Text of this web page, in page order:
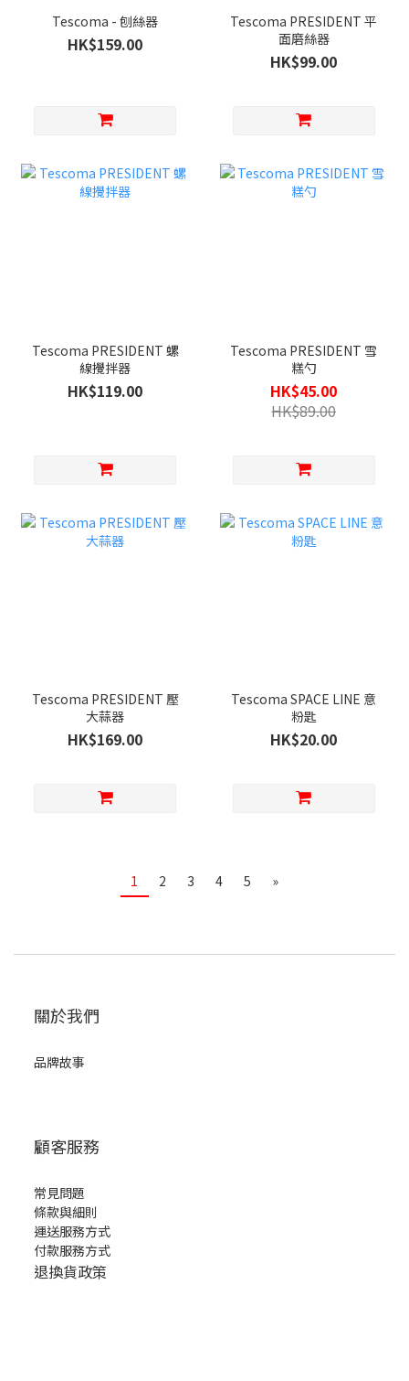
Tescoma - 刨絲器
HK$159.00
Tescoma PRESIDENT 平
面磨絲器
HK$99.00
Tescoma PRESIDENT 螺
線攪拌器
HK$119.00
Tescoma PRESIDENT 雪
糕勺
HK$45.00
HK$89.00
Tescoma PRESIDENT 壓
大蒜器
HK$169.00
Tescoma SPACE LINE 意
粉匙
HK$20.00
1 2 3 4 5 »
關於我們
品牌故事
顧客服務
常見問題
條款與細則
運送服務方式
付款服務方式
退換貨政策